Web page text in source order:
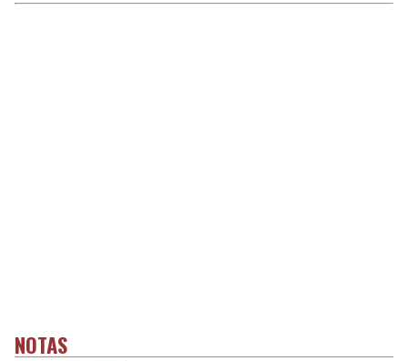
NOTAS